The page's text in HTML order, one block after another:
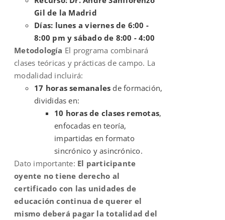
Gil de la Madrid
Días: lunes a viernes de 6:00 -
8:00 pm y sábado de 8:00 - 4:00
Metodología El programa combinará
clases teóricas y prácticas de campo. La
modalidad incluirá:
17 horas semanales de formación,
divididas en:
10 horas de clases remotas,
enfocadas en teoría,
impartidas en formato
sincrónico y asincrónico.
Dato importante: El participante
oyente no tiene derecho al
certificado con las unidades de
educación continua de querer el
mismo deberá pagar la totalidad del